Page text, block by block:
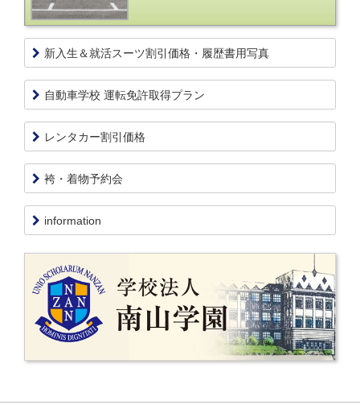
新入生＆就活スーツ割引価格・履歴書用写真
自動車学校 運転免許取得プラン
レンタカー割引価格
袴・着物予約会
information